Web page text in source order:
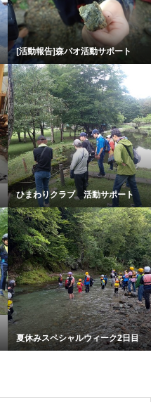
[活動報告]森パオ活動サポート
ひまわりクラブ 活動サポート
夏休みスペシャルウィーク2日目